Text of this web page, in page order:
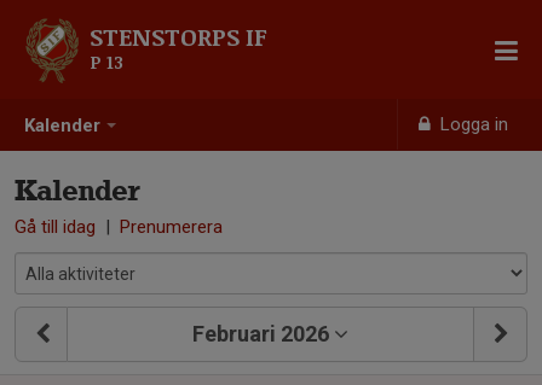
Kalender Logga in
STENSTORPS IF
P 13
Kalender
Gå till idag | Prenumerera
Februari 2026